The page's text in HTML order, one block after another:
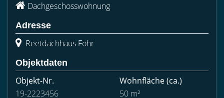
Dachgeschosswohnung
Adresse
Reetdachhaus Föhr
Objektdaten
Objekt-Nr.
19-2223456
Wohnfläche(ca.)
50 m²